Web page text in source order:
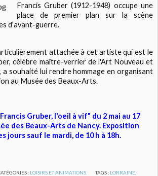
Francis Gruber (1912-1948) occupe une
place de premier plan sur la scène
d'avant-guerre.
attachée à cet artiste qui est le
célèbre maître-verrier de l'Art Nouveau et
a souhaité lui rendre hommage en organisant
au Musée des Beaux-Arts.
Gruber, l'oeil à vif" du 2 mai au 17
des Beaux-Arts de Nancy. Exposition
jours sauf le mardi, de 10 h à 18h.
: LOISIRS ET ANIMATIONS TAGS : LORRAINE